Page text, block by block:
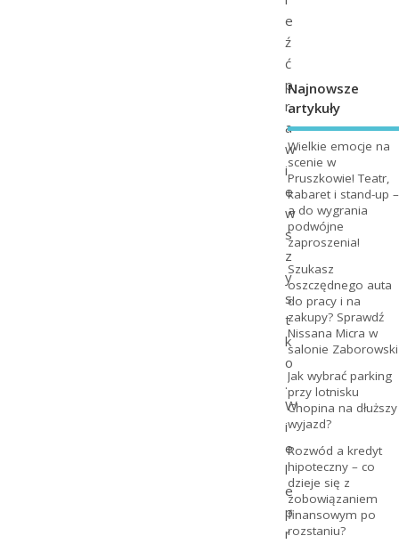
e
ź
ć
p
r
a
w
i
e
w
s
z
y
s
t
k
o
.
W
i
e
l
e
p
r
Najnowsze
artykuły
Wielkie emocje na
scenie w
Pruszkowie! Teatr,
kabaret i stand-up –
a do wygrania
podwójne
zaproszenia!
Szukasz
oszczędnego auta
do pracy i na
zakupy? Sprawdź
Nissana Micra w
salonie Zaborowski
Jak wybrać parking
przy lotnisku
Chopina na dłuższy
wyjazd?
Rozwód a kredyt
hipoteczny – co
dzieje się z
zobowiązaniem
finansowym po
rozstaniu?